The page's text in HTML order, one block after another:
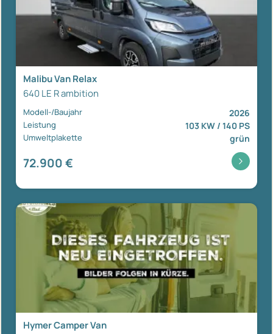
Malibu Van Relax
640 LE R ambition
Modell-/Baujahr 2026
Leistung 103 KW / 140 PS
Umweltplakette grün
72.900 €
Hymer Camper Van